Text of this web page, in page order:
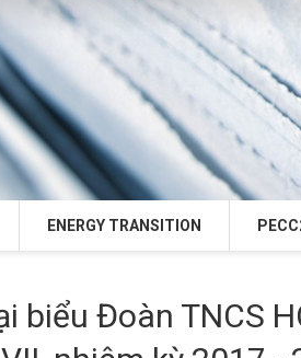
ENERGY TRANSITION
biểu Đoàn TNCS